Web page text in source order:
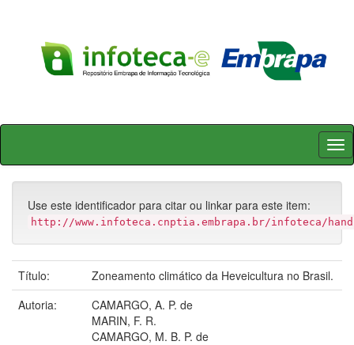
Skip
Use este identificador para citar ou linkar para este item:
http://www.infoteca.cnptia.embrapa.br/infoteca/
Título:
Zoneamento climático da Heveicultura no Brasil.
Autoria:
CAMARGO, A. P. de
MARIN, F. R.
CAMARGO, M. B. P. de